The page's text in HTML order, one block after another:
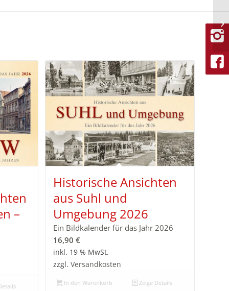
–
Historische Ansichten
aus Suhl und
Umgebung 2026
Ein Bildkalender für das Jahr 2026
16,90 €
inkl. 19 % MwSt.
zzgl. Versandkosten
In den Warenkorb Zeige Details